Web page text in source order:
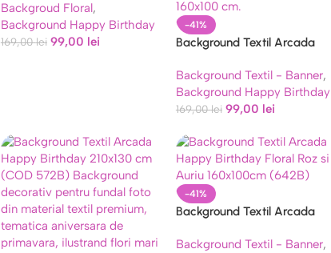
Backgroud Floral,
Background Happy Birthday
169,00lei 99,00 lei
-41%
Background Textil Arcada
(COD 682B)
Background Textil - Banner,
Background Happy Birthday
169,00lei 99,00 lei
-41%
Background Textil Arcada
Auriu 160x100cm (642B)
Background Textil - Banner,